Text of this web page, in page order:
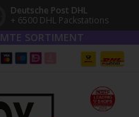
Deutsche Post DHL
+ 6500 DHL Packstations
SORTIMENT